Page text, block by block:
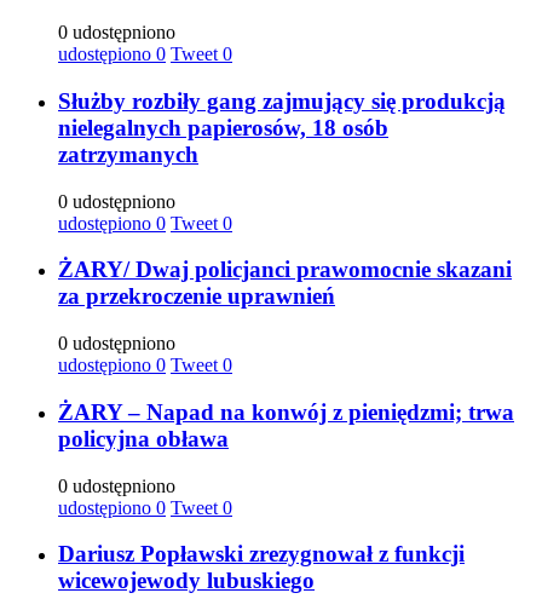
0 udostępniono
udostępiono 0 Tweet 0
Służby rozbiły gang zajmujący się produkcją
nielegalnych papierosów, 18 osób
zatrzymanych
0 udostępniono
udostępiono 0 Tweet 0
ŻARY/ Dwaj policjanci prawomocnie skazani
za przekroczenie uprawnień
0 udostępniono
udostępiono 0 Tweet 0
ŻARY – Napad na konwój z pieniędzmi; trwa
policyjna obława
0 udostępniono
udostępiono 0 Tweet 0
Dariusz Popławski zrezygnował z funkcji
wicewojewody lubuskiego